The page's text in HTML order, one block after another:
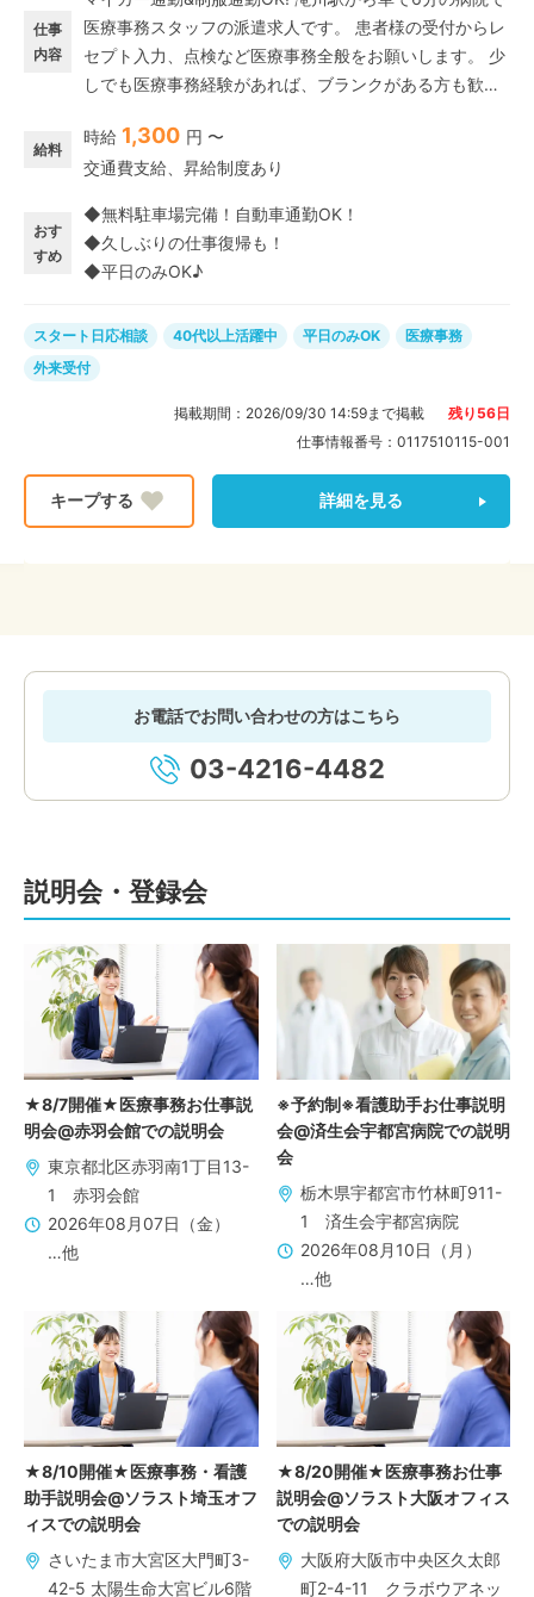
仕事
内容
医療事務スタッフの派遣求人です。 患者様の受付からレ
セプト入力、点検など医療事務全般をお願いします。 少
しでも医療事務経験があれば、ブランクがある方も歓迎
給料
時給 1,300 円 〜
交通費支給、昇給制度あり
おす
すめ
◆無料駐車場完備！自動車通勤OK！
◆久しぶりの仕事復帰も！
◆平日のみOK♪
スタート日応相談 40代以上活躍中 平日のみOK
医療事務
外来受付
掲載期間： 2026/09/30 14:59まで掲載 残り 56日
仕事情報番号： 0117510115-001
詳細を見る
お電話でお問い合わせの方はこちら
03-4216-4482
説明会・登録会
★8/7開催★医療事務お仕事説
明会@赤羽会館での説明会
東京都北区赤羽南1丁目13-
1 赤羽会館
2026年08月07日（金）
…他
※予約制※看護助手お仕事説明
会@済生会宇都宮病院での説明
会
栃木県宇都宮市竹林町911-
1 済生会宇都宮病院
2026年08月10日（月）
…他
★8/10開催★医療事務・看護
助手説明会@ソラスト埼玉オフ
ィスでの説明会
さいたま市大宮区大門町3-
42-5 太陽生命大宮ビル6階
★8/20開催★医療事務お仕事
説明会@ソラスト大阪オフィス
での説明会
大阪府大阪市中央区久太郎
町2-4-11 クラボウアネッ